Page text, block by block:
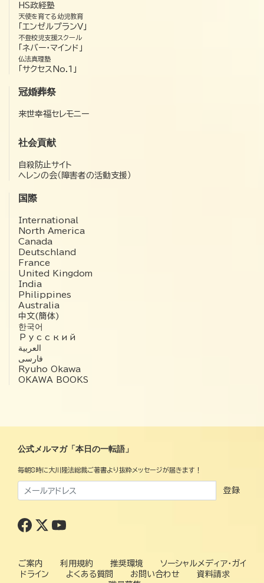
HS政経塾
天使を育てる幼児教育
「エンゼルプランV」
不登校児支援スクール
「ネバー・マインド」
仏法真理塾
「サクセスNo.1」
冠婚葬祭
来世幸福セレモニー
社会貢献
自殺防止サイト
ヘレンの会（障害者の活動支援）
国際
International
North America
Canada
Deutschland
France
United Kingdom
India
Philippines
Australia
中文(簡体)
한국어
Русский
العربية‏
فارسی
Ryuho Okawa
OKAWA BOOKS
公式メルマガ「本日の一転語」
毎朝8時に大川隆法総裁ご著書より抜粋メッセージが届きます！
登録
ご案内 利用規約 推奨環境
ソーシャルメディア・ガイ
ドライン
よくある質問 お問い合わせ
資料請求